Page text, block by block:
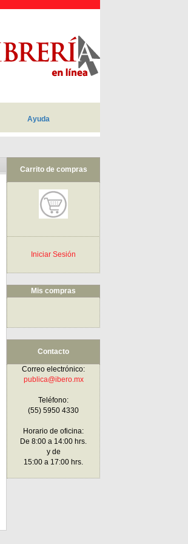
Ayuda
Carrito de compras
Iniciar Sesión
Mis compras
Contacto
Correo electrónico:
publica@ibero.mx
Teléfono:
(55) 5950 4330
Horario de oficina:
De 8:00 a 14:00 hrs.
y de
15:00 a 17:00 hrs.